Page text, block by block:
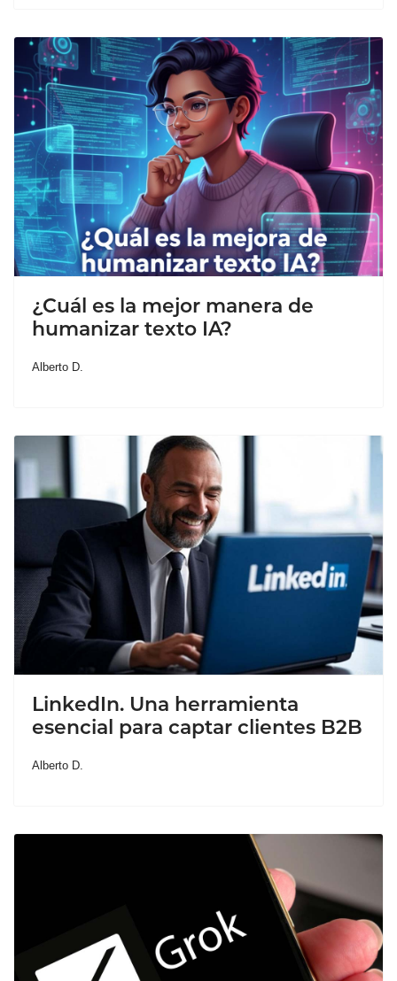
¿Cuál es la mejor manera de
humanizar texto IA?
Alberto D.
LinkedIn. Una herramienta
esencial para captar clientes B2B
Alberto D.